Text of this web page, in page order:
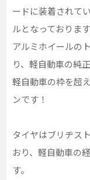
ードに装着されて
ルとなっております
アルミホイールの
り、軽自動車の純
軽自動車の枠を超
ンです！
タイヤはブリヂス
おり、軽自動車の
す。